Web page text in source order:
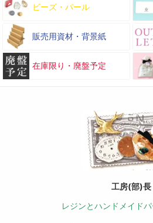
ビーズ・パール
販売用資材・背景紙
在庫限り・廃盤予定
工房(部)長
レジンとハンドメイド